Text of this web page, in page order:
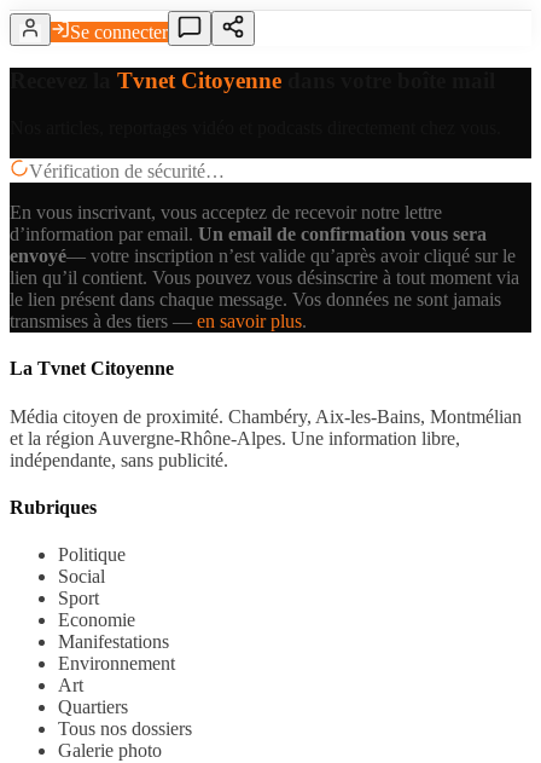
Se connecter
Tvnet Citoyenne
Vérification de sécurité…
En vous inscrivant, vous acceptez de recevoir notre lettre
d’information par email. Un email de confirmation vous sera
envoyé— votre inscription n’est valide qu’après avoir cliqué sur le
lien qu’il contient. Vous pouvez vous désinscrire à tout moment via
le lien présent dans chaque message. Vos données ne sont jamais
transmises à des tiers — en savoir plus.
La Tvnet Citoyenne
Média citoyen de proximité. Chambéry, Aix-les-Bains, Montmélian
et la région Auvergne-Rhône-Alpes. Une information libre,
indépendante, sans publicité.
Rubriques
Politique
Social
Sport
Economie
Manifestations
Environnement
Art
Quartiers
Tous nos dossiers
Galerie photo